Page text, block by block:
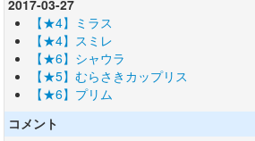
2017-03-27
【★4】ミラス
【★4】スミレ
【★6】シャウラ
【★5】むらさきカップリス
【★6】プリム
コメント